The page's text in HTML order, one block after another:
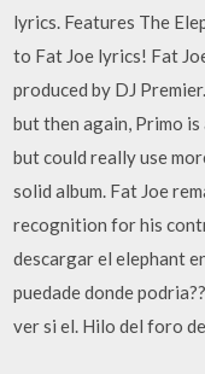
lyrics. Features The
to Fat Joe lyrics! Fat
produced by DJ
but then again, Primo
but could really use
solid album. Fat Joe
recognition for his
descargar el elephant
puedade donde
ver si el. Hilo del foro